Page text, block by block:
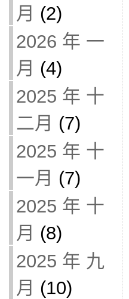
月 (2)
2026 年 一
月 (4)
2025 年 十
二月 (7)
2025 年 十
一月 (7)
2025 年 十
月 (8)
2025 年 九
月 (10)